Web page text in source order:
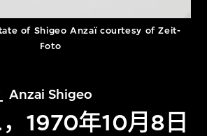
of Shigeo Anzaï courtesy of Zeit-
Foto
Anzai Shigeo
1970年10月8日